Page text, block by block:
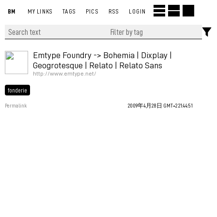
BM MY LINKS TAGS PICS RSS LOGIN
Emtype Foundry -> Bohemia | Dixplay |
Geogrotesque | Relato | Relato Sans
http://www.emtype.net/
fonderie
Permalink 2009年4月28日 GMT+2 21:44:51